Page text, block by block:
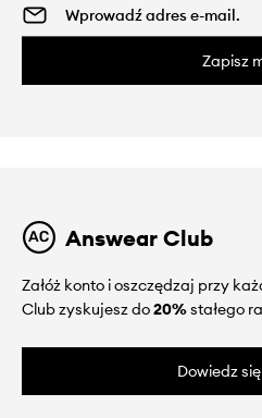
Zapisz
Answear Club
Załóż konto i oszczędzaj przy
Club zyskujesz do20%stałego
Dowiedz